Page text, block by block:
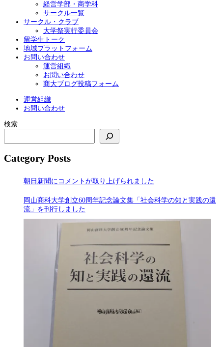
経営学部・商学科
サークル一覧
サークル・クラブ
大学祭実行委員会
留学生トーク
地域プラットフォーム
お問い合わせ
運営組織
お問い合わせ
商大ブログ投稿フォーム
運営組織
お問い合わせ
検索
Category Posts
朝日新聞にコメントが取り上げられました
岡山商科大学創立60周年記念論文集「社会科学の知と実践の還
流」を刊行しました